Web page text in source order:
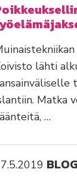
lähti
Matka
…